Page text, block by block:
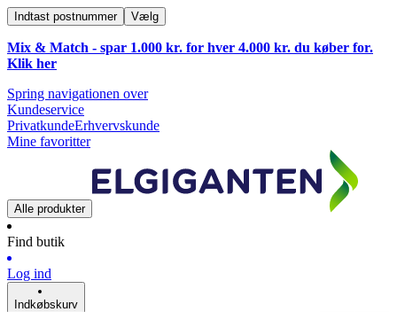
Indtast postnummer Vælg
Mix & Match - spar 1.000 kr. for hver 4.000 kr. du køber for.
Klik her
Spring navigationen over
Kundeservice
PrivatkundeErhvervskunde
Mine favoritter
Alle produkter
Find butik
Log ind
Indkøbskurv